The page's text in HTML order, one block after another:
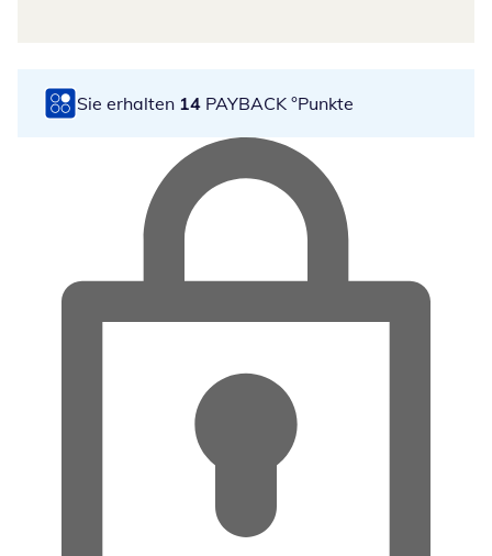
Sie erhalten 14 PAYBACK °Punkte